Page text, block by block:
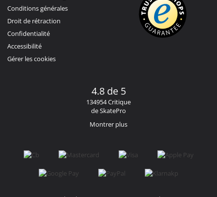
Conditions générales
Droit de rétraction
Confidentialité
Accessibilité
Gérer les cookies
4.8 de 5
134954 Critique
de SkatePro
Montrer plus